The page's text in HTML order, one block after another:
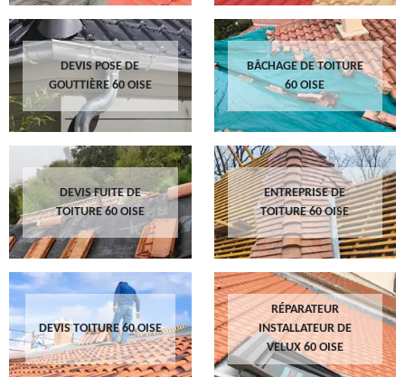
DEVIS POSE DE
GOUTTIÈRE 60 OISE
BÂCHAGE DE TOITURE
60 OISE
DEVIS FUITE DE
TOITURE 60 OISE
ENTREPRISE DE
TOITURE 60 OISE
DEVIS TOITURE 60 OISE
RÉPARATEUR
INSTALLATEUR DE
VELUX 60 OISE